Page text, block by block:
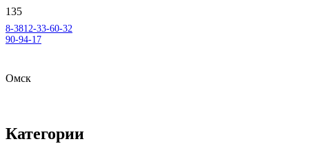
8-3812-33-60-32
90-94-17
Омск
Категории